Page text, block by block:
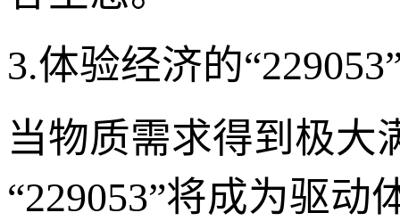
3.体验经济的
当物质需求得到极大
“229053”将成为驱